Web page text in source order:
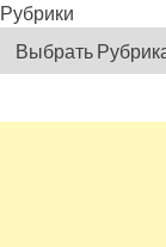
Рубрики